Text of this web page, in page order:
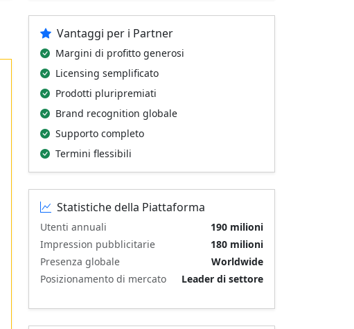
Vantaggi per i Partner
Margini di profitto generosi
Licensing semplificato
Prodotti pluripremiati
Brand recognition globale
Supporto completo
Termini flessibili
Statistiche della Piattaforma
Utenti annuali
190 milioni
Impression pubblicitarie
180 milioni
Presenza globale
Worldwide
Posizionamento di mercato
Leader di settore